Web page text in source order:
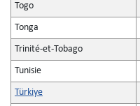
Togo
Tonga
Trinité-et-Tobago
Tunisie
Türkiye